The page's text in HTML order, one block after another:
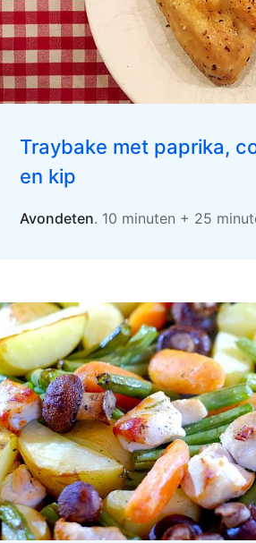
Traybake met paprika,
en kip
Avondeten. 10 minuten + 25